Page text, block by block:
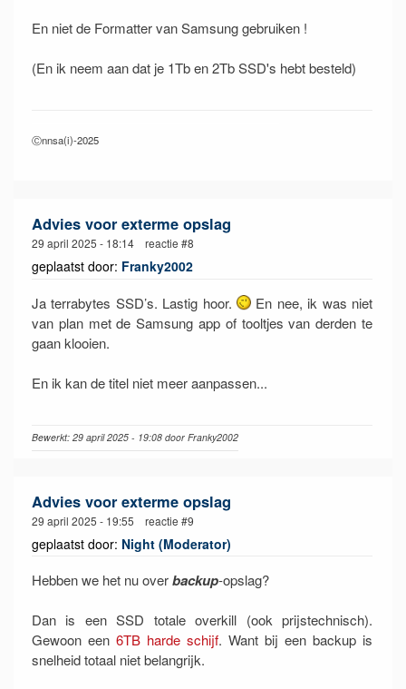
En niet de Formatter van Samsung gebruiken !
(En ik neem aan dat je 1Tb en 2Tb SSD's hebt besteld)
Ⓒnnsa(i)-2025
Advies voor exterme opslag
29 april 2025 - 18:14 reactie #8
geplaatst door: Franky2002
Ja terrabytes SSD’s. Lastig hoor.
En nee, ik was niet
van plan met de Samsung app of tooltjes van derden te
gaan klooien.
En ik kan de titel niet meer aanpassen...
Bewerkt: 29 april 2025 - 19:08 door Franky2002
Advies voor exterme opslag
29 april 2025 - 19:55 reactie #9
geplaatst door: Night (Moderator)
Hebben we het nu overbackup-opslag?
Dan is een SSD totale overkill (ook prijstechnisch).
Gewoon een 6TB harde schijf. Want bij een backup is
snelheid totaal niet belangrijk.